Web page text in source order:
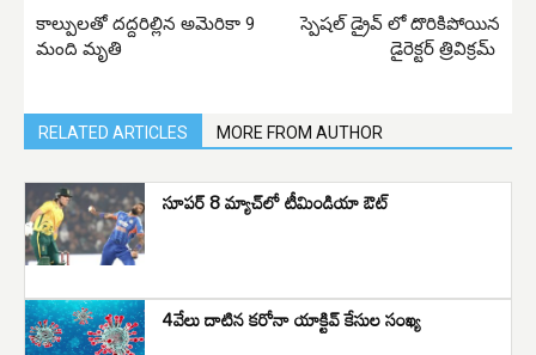
కాల్పులతో దద్దరిల్లిన అమెరికా 9
మంది మృతి
స్పెషల్ డ్రైవ్ లో దొరికిపోయిన
డైరెక్టర్ త్రివిక్రమ్
RELATED ARTICLES MORE FROM AUTHOR
సూపర్ 8 మ్యాచ్‌లో టీమిండియా ఔట్
4వేలు దాటిన కరోనా యాక్టివ్ కేసుల సంఖ్య